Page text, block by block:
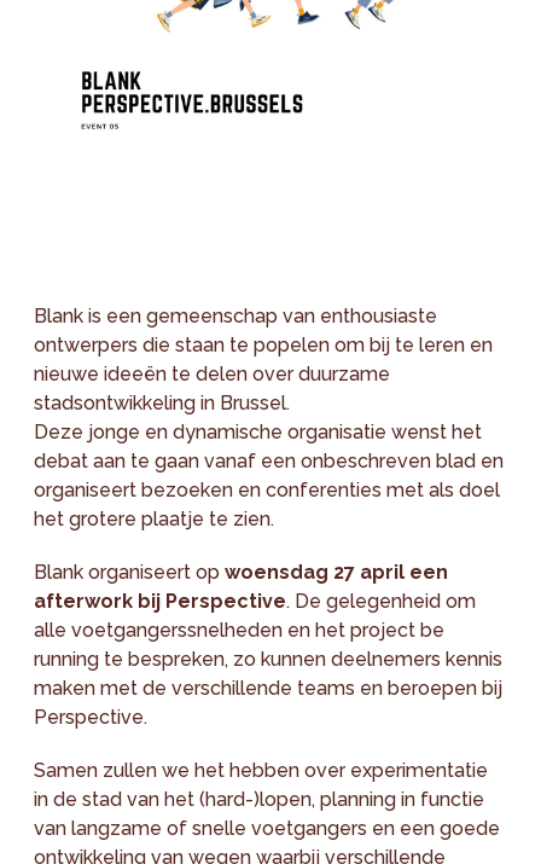
Blank is een gemeenschap van enthousiaste
ontwerpers die staan te popelen om bij te leren en
nieuwe ideeën te delen over duurzame
stadsontwikkeling in Brussel.
Deze jonge en dynamische organisatie wenst het
debat aan te gaan vanaf een onbeschreven blad en
organiseert bezoeken en conferenties met als doel
het grotere plaatje te zien.
Blank organiseert opwoensdag 27 april een
afterwork bij Perspective. De gelegenheid om
alle voetgangerssnelheden en het project be
running te bespreken, zo kunnen deelnemers kennis
maken met de verschillende teams en beroepen bij
Perspective.
Samen zullen we het hebben over experimentatie
in de stad van het (hard-)lopen, planning in functie
van langzame of snelle voetgangers en een goede
ontwikkeling van wegen waarbij verschillende